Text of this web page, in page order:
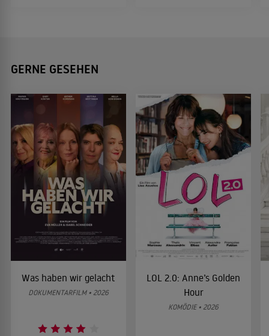
GERNE GESEHEN
Was haben wir gelacht
DOKUMENTARFILM • 2026
LOL 2.0: Anne’s Golden
Hour
KOMÖDIE • 2026